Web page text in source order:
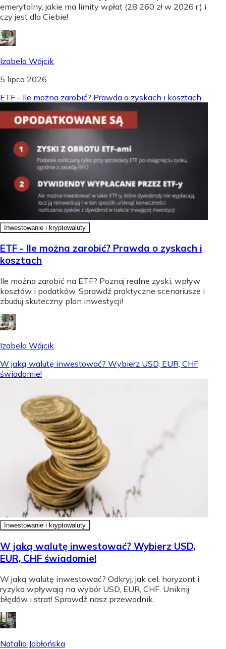
emerytalny, jakie ma limity wpłat (28 260 zł w 2026 r.) i
czy jest dla Ciebie!
Izabela Wójcik
5 lipca 2026
ETF - Ile można zarobić? Prawda o zyskach i kosztach
Inwestowanie i kryptowaluty
ETF - Ile można zarobić? Prawda o zyskach i
kosztach
Ile można zarobić na ETF? Poznaj realne zyski, wpływ
kosztów i podatków. Sprawdź praktyczne scenariusze i
zbuduj skuteczny plan inwestycji!
Izabela Wójcik
W jaką walutę inwestować? Wybierz USD, EUR, CHF
świadomie!
Inwestowanie i kryptowaluty
W jaką walutę inwestować? Wybierz USD,
EUR, CHF świadomie!
W jaką walutę inwestować? Odkryj, jak cel, horyzont i
ryzyko wpływają na wybór USD, EUR, CHF. Uniknij
błędów i strat! Sprawdź nasz przewodnik.
Natalia Jabłońska